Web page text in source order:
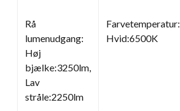
Rå
lumenudgang:
Høj
bjælke:3250lm,
Lav
stråle:2250lm
Farvetemperatur:
Hvid:6500K